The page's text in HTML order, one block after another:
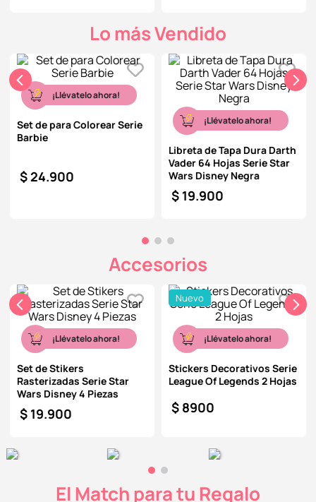
Lo más Vendido
¡Llévatelo ahora!
Set de para Colorear Serie
Barbie
$24.900
¡Llévatelo ahora!
Libreta de Tapa Dura Darth
Vader 64 Hojas Serie Star
Wars Disney Negra
$ 19.900
Accesorios
¡Llévatelo ahora!
Set de Stikers
Rasterizadas Serie Star
Wars Disney 4 Piezas
$ 19.900
Nuevo
¡Llévatelo ahora!
Stickers Decorativos Serie
League Of Legends 2 Hojas
$ 8900
El Match para tu Regalo
10. one piece